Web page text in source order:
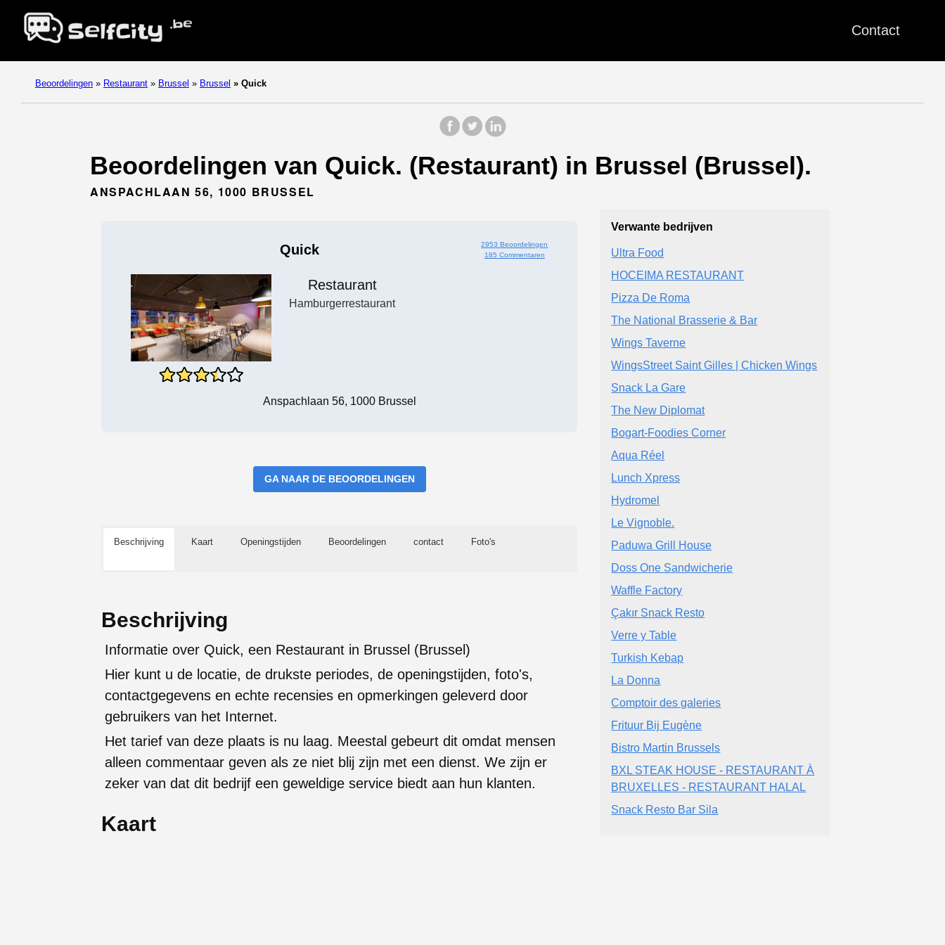
Contact
Beoordelingen » Restaurant » Brussel » Brussel » Quick
Beoordelingen van Quick. (Restaurant) in Brussel (Brussel).
ANSPACHLAAN 56, 1000 BRUSSEL
Quick
2953 Beoordelingen
185 Commentaren
Restaurant
Hamburgerrestaurant
Anspachlaan 56, 1000 Brussel
GA NAAR DE BEOORDELINGEN
Beschrijving Kaart Openingstijden Beoordelingen contact Foto's
Beschrijving
Informatie over Quick, een Restaurant in Brussel (Brussel)
Hier kunt u de locatie, de drukste periodes, de openingstijden, foto's,
contactgegevens en echte recensies en opmerkingen geleverd door
gebruikers van het Internet.
Het tarief van deze plaats is nu laag. Meestal gebeurt dit omdat mensen
alleen commentaar geven als ze niet blij zijn met een dienst. We zijn er
zeker van dat dit bedrijf een geweldige service biedt aan hun klanten.
Kaart
Verwante bedrijven
Ultra Food
HOCEIMA RESTAURANT
Pizza De Roma
The National Brasserie & Bar
Wings Taverne
WingsStreet Saint Gilles | Chicken Wings
Snack La Gare
The New Diplomat
Bogart-Foodies Corner
Aqua Réel
Lunch Xpress
Hydromel
Le Vignoble.
Paduwa Grill House
Doss One Sandwicherie
Waffle Factory
Çakır Snack Resto
Verre y Table
Turkish Kebap
La Donna
Comptoir des galeries
Frituur Bij Eugène
Bistro Martin Brussels
BXL STEAK HOUSE - RESTAURANT À
BRUXELLES - RESTAURANT HALAL
Snack Resto Bar Sila